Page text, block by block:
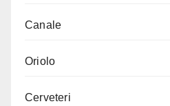
Canale
Oriolo
Cerveteri